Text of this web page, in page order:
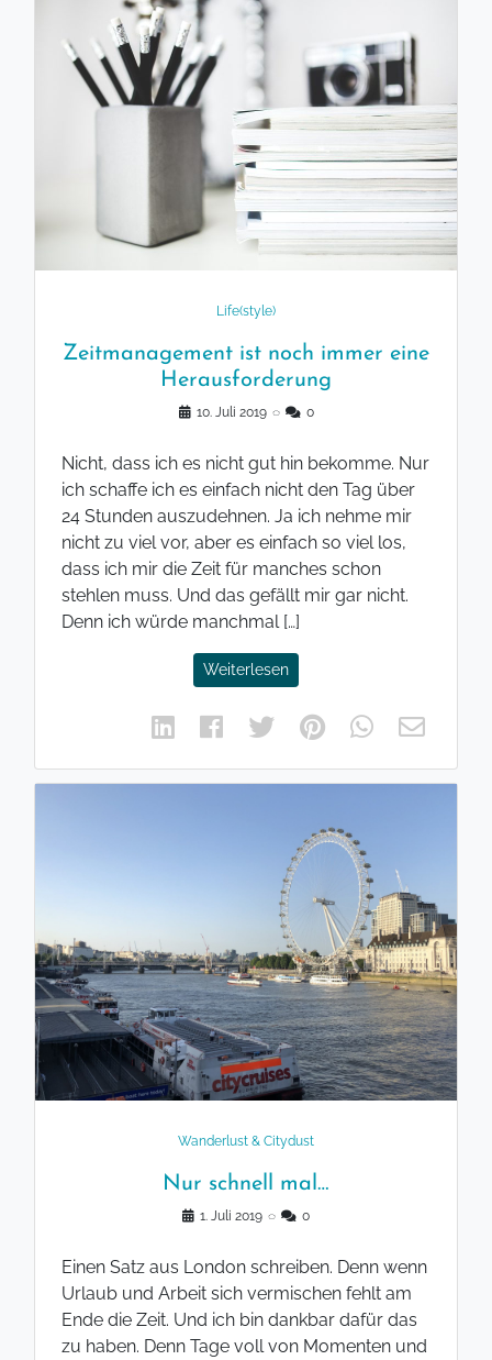
Life(style)
Zeitmanagement ist noch immer eine
Herausforderung
10. Juli 2019 ◌ 0
Nicht, dass ich es nicht gut hin bekomme. Nur
ich schaffe ich es einfach nicht den Tag über
24 Stunden auszudehnen. Ja ich nehme mir
nicht zu viel vor, aber es einfach so viel los,
dass ich mir die Zeit für manches schon
stehlen muss. Und das gefällt mir gar nicht.
Denn ich würde manchmal […]
Weiterlesen
Wanderlust & Citydust
Nur schnell mal…
1. Juli 2019 ◌ 0
Einen Satz aus London schreiben. Denn wenn
Urlaub und Arbeit sich vermischen fehlt am
Ende die Zeit. Und ich bin dankbar dafür das
zu haben. Denn Tage voll von Momenten und